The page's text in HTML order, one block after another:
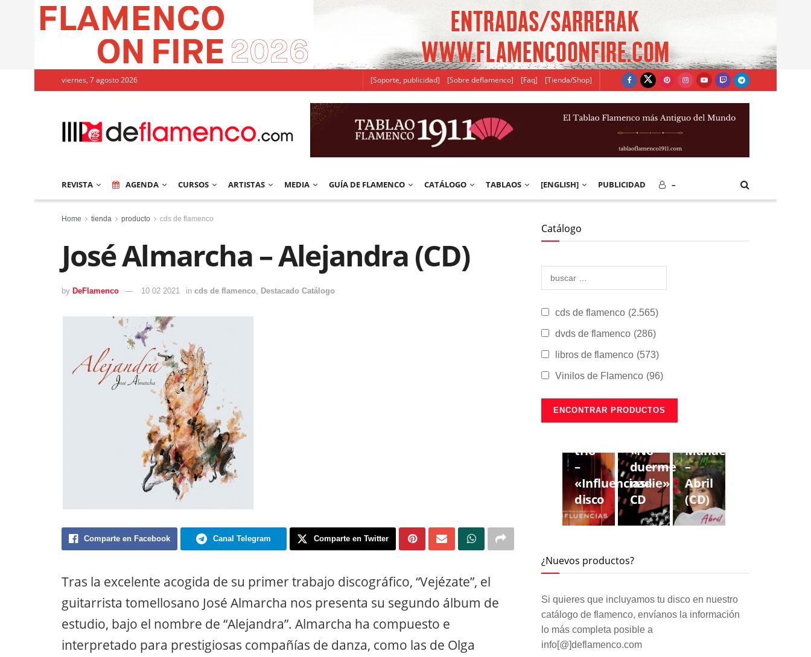
viernes, 7 agosto 2026 [Soporte, publicidad] [Sobre deflamenco] [Faq] [Tienda/Shop]
REVISTA AGENDA CURSOS ARTISTAS MEDIA GUÍA DE FLAMENCO CATÁLOGO TABLAOS [ENGLISH] PUBLICIDAD –
Home tienda producto cds de flamenco
José Almarcha – Alejandra (CD)
by DeFlamenco 10 02 2021 in cds de flamenco, Destacado Catálogo
Comparte en Facebook Canal Telegram Comparte en Twitter
Tras la excelente acogida de su primer trabajo discográfico, “Vejézate”, el
guitarrista tomellosano José Almarcha nos presenta su segundo álbum de
estudio, bajo el nombre de “Alejandra”. Almarcha ha compuesto e
interpretado para prestigiosas compañías de danza, como las de Olga
Catálogo
cds de flamenco (2.565)
dvds de flamenco (286)
libros de flamenco (573)
Vinilos de Flamenco (96)
FLAMENCO
Lorenzo
trío
–
«Influencias»
disco
FLAMENCO
Gregorio
«No
duerme
nadie»
CD
Manuela
–
Abril
(CD)
¿Nuevos productos?
Si quieres que incluyamos tu disco en nuestro
catálogo de flamenco, envíanos la información
lo más completa posible a
info[@]deflamenco.com